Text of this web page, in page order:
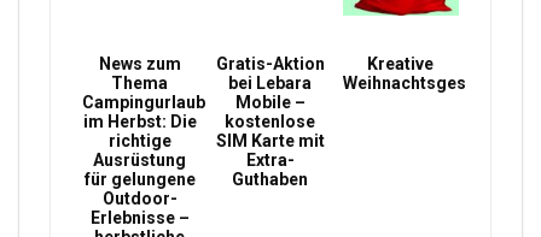
News zum
Thema
Campingurlaub
im Herbst: Die
richtige
Ausrüstung
für gelungene
Outdoor-
Erlebnisse –
Gratis-Aktion
bei Lebara
Mobile –
kostenlose
SIM Karte mit
Extra-
Guthaben
Kreative
Weihnachtsgeschenke